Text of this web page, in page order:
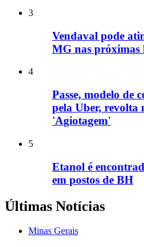
3
Vendaval pode
MG nas próximas
4
Passe, modelo de
pela Uber, revolta
'Agiotagem'
5
Etanol é
em postos de BH
Últimas Notícias
Minas Gerais